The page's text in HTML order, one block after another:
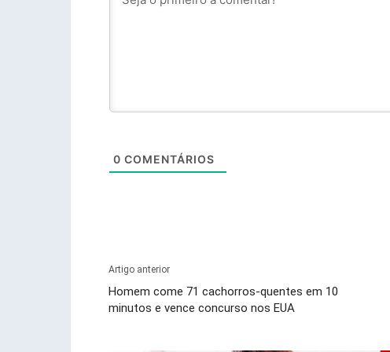
0 COMENTÁRIOS
Artigo anterior
Homem come 71 cachorros-quentes em 10
minutos e vence concurso nos EUA